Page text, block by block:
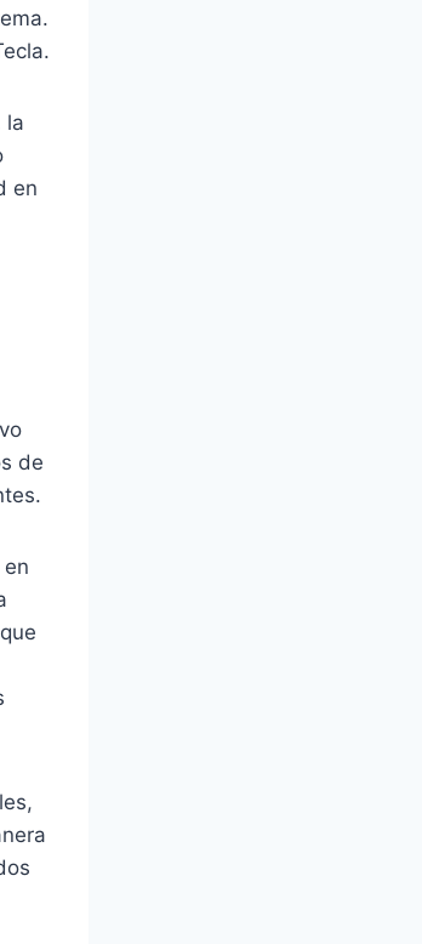
la
en
de